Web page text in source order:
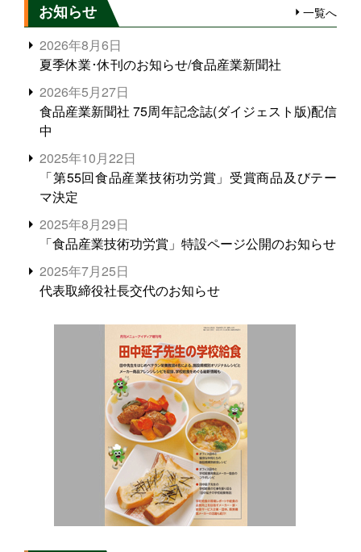
お知らせ 一覧へ
2026年8月6日
夏季休業･休刊のお知らせ/食品産業新聞社
2026年5月27日
食品産業新聞社 75周年記念誌(ダイジェスト版)配信
中
2025年10月22日
「第55回食品産業技術功労賞」受賞商品及びテー
マ決定
2025年8月29日
「食品産業技術功労賞」特設ページ公開のお知らせ
2025年7月25日
代表取締役社長交代のお知らせ